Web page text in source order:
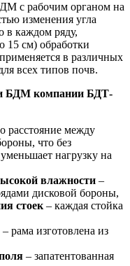
с рабочим органом на
изменения угла
в каждом ряду,
15 см) обработки
в различных
всех типов почв.
БДМ компании БДТ-
расстояние между
что без
нагрузку на
влажности –
дисковой бороны,
стоек – каждая стойка
– рама изготовлена из
– запатентованная